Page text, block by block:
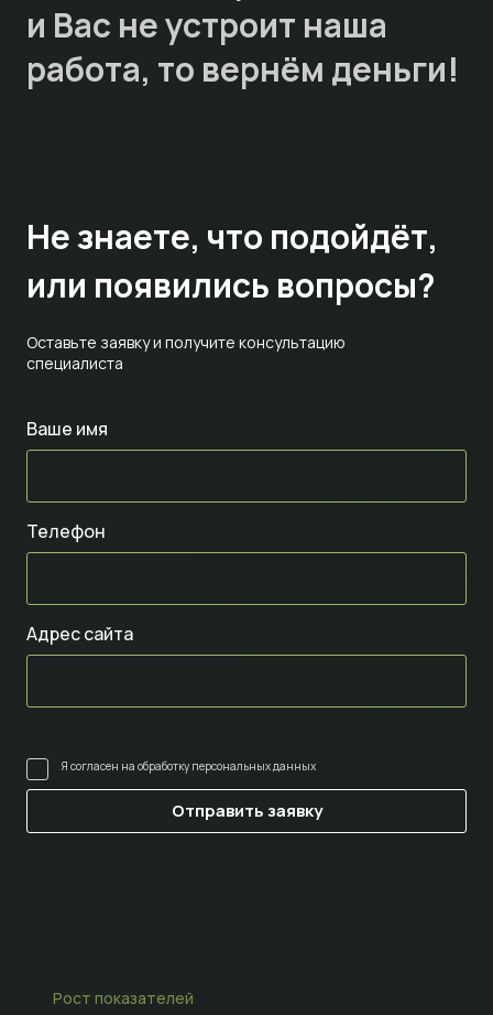
и Вас не устроит наша
работа, то вернём деньги!
Оставьте заявку и получите консультацию
специалиста
Не знаете, что подойдёт,
или появились вопросы?
Ваше имя
Телефон
Адрес сайта
Я согласен на обработку персональных данных
Рост показателей